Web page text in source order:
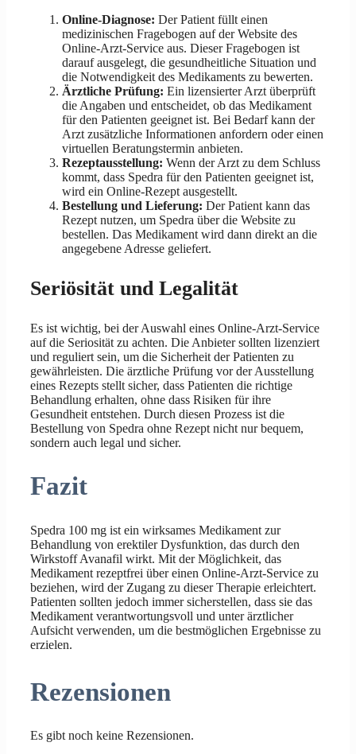
Online-Diagnose: Der Patient füllt einen
medizinischen Fragebogen auf der Website des
Online-Arzt-Service aus. Dieser Fragebogen ist
darauf ausgelegt, die gesundheitliche Situation und
die Notwendigkeit des Medikaments zu bewerten.
Ärztliche Prüfung: Ein lizensierter Arzt überprüft
die Angaben und entscheidet, ob das Medikament
für den Patienten geeignet ist. Bei Bedarf kann der
Arzt zusätzliche Informationen anfordern oder einen
virtuellen Beratungstermin anbieten.
Rezeptausstellung: Wenn der Arzt zu dem Schluss
kommt, dass Spedra für den Patienten geeignet ist,
wird ein Online-Rezept ausgestellt.
Bestellung und Lieferung: Der Patient kann das
Rezept nutzen, um Spedra über die Website zu
bestellen. Das Medikament wird dann direkt an die
angegebene Adresse geliefert.
Seriösität und Legalität
Es ist wichtig, bei der Auswahl eines Online-Arzt-Service
auf die Seriosität zu achten. Die Anbieter sollten lizenziert
und reguliert sein, um die Sicherheit der Patienten zu
gewährleisten. Die ärztliche Prüfung vor der Ausstellung
eines Rezepts stellt sicher, dass Patienten die richtige
Behandlung erhalten, ohne dass Risiken für ihre
Gesundheit entstehen. Durch diesen Prozess ist die
Bestellung von Spedra ohne Rezept nicht nur bequem,
sondern auch legal und sicher.
Fazit
Spedra 100 mg ist ein wirksames Medikament zur
Behandlung von erektiler Dysfunktion, das durch den
Wirkstoff Avanafil wirkt. Mit der Möglichkeit, das
Medikament rezeptfrei über einen Online-Arzt-Service zu
beziehen, wird der Zugang zu dieser Therapie erleichtert.
Patienten sollten jedoch immer sicherstellen, dass sie das
Medikament verantwortungsvoll und unter ärztlicher
Aufsicht verwenden, um die bestmöglichen Ergebnisse zu
erzielen.
Rezensionen
Es gibt noch keine Rezensionen.